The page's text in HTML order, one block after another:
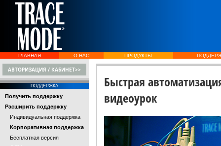
ГЛАВНАЯ О НАС ПРОДУКТЫ
АВТОРИЗАЦИЯ / КАБИНЕТ>>
ПОДДЕРЖКА
Получить поддержку
Расширить поддержку
Индивидуальная поддержка
Корпоративная поддержка
Бесплатная версия
Быстрая
видеоурок